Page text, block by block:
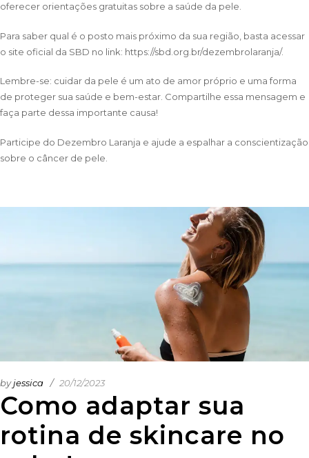
oferecer orientações gratuitas sobre a saúde da pele.
Para saber qual é o posto mais próximo da sua região, basta acessar
o site oficial da SBD no link: https://sbd.org.br/dezembrolaranja/.
Lembre-se: cuidar da pele é um ato de amor próprio e uma forma
de proteger sua saúde e bem-estar. Compartilhe essa mensagem e
faça parte dessa importante causa!
Participe do Dezembro Laranja e ajude a espalhar a conscientização
sobre o câncer de pele.
Como adaptar sua
rotina de skincare no
byjessica 20/12/2023